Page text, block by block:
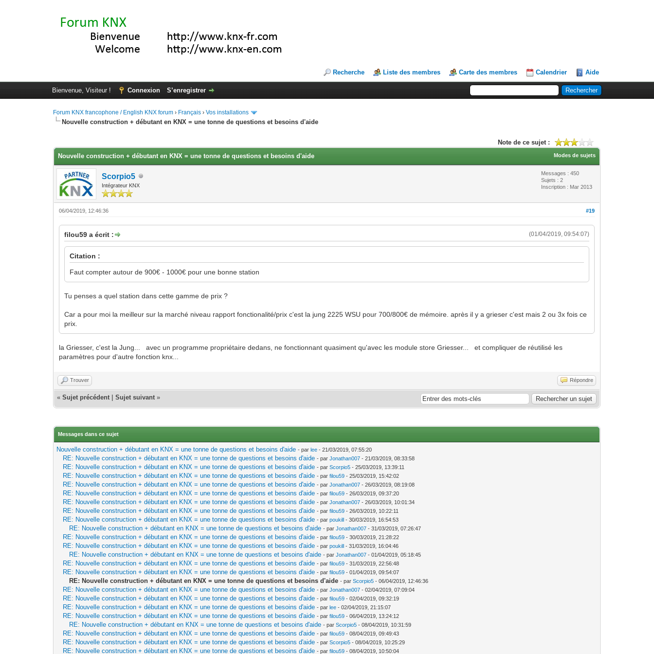
Recherche Liste des membres Carte des membres Calendrier Aide
Bienvenue, Visiteur ! Connexion S’enregistrer
Forum KNX francophone / English KNX forum › Français ›Vos installations
Nouvelle construction + débutant en KNX = une tonne de questions et besoins d'aide
Note de ce sujet :
Modes de sujets
Nouvelle construction + débutant en KNX = une tonne de questions et besoins d'aide
Scorpio5
Intégrateur KNX
Messages : 450
Sujets : 2
Inscription : Mar 2013
#19
06/04/2019, 12:46:36
(01/04/2019, 09:54:07)
filou59 a écrit :
Citation :
Faut compter autour de 900€ - 1000€ pour une bonne station
Tu penses a quel station dans cette gamme de prix ?
Car a pour moi la meilleur sur la marché niveau rapport fonctionalité/prix c'est la jung 2225 WSU pour 700/800€ de mémoire. après il y a grieser c'est mais 2 ou 3x fois ce
prix.
la Griesser, c'est la Jung... avec un programme propriétaire dedans, ne fonctionnant quasiment qu'avec les module store Griesser... et compliquer de réutilisé les
paramètres pour d'autre fonction knx...
Trouver Répondre
«Sujet précédent |Sujet suivant »
Messages dans ce sujet
Nouvelle construction + débutant en KNX = une tonne de questions et besoins d'aide - parlee - 21/03/2019, 07:55:20
RE: Nouvelle construction + débutant en KNX = une tonne de questions et besoins d'aide - parJonathan007 - 21/03/2019, 08:33:58
RE: Nouvelle construction + débutant en KNX = une tonne de questions et besoins d'aide - parScorpio5 - 25/03/2019, 13:39:11
RE: Nouvelle construction + débutant en KNX = une tonne de questions et besoins d'aide - parfilou59 - 25/03/2019, 15:42:02
RE: Nouvelle construction + débutant en KNX = une tonne de questions et besoins d'aide - parJonathan007 - 26/03/2019, 08:19:08
RE: Nouvelle construction + débutant en KNX = une tonne de questions et besoins d'aide - parfilou59 - 26/03/2019, 09:37:20
RE: Nouvelle construction + débutant en KNX = une tonne de questions et besoins d'aide - parJonathan007 - 26/03/2019, 10:01:34
RE: Nouvelle construction + débutant en KNX = une tonne de questions et besoins d'aide - parfilou59 - 26/03/2019, 10:22:11
RE: Nouvelle construction + débutant en KNX = une tonne de questions et besoins d'aide - parpoukill - 30/03/2019, 16:54:53
RE: Nouvelle construction + débutant en KNX = une tonne de questions et besoins d'aide - parJonathan007 - 31/03/2019, 07:26:47
RE: Nouvelle construction + débutant en KNX = une tonne de questions et besoins d'aide - parfilou59 - 30/03/2019, 21:28:22
RE: Nouvelle construction + débutant en KNX = une tonne de questions et besoins d'aide - parpoukill - 31/03/2019, 16:04:46
RE: Nouvelle construction + débutant en KNX = une tonne de questions et besoins d'aide - parJonathan007 - 01/04/2019, 05:18:45
RE: Nouvelle construction + débutant en KNX = une tonne de questions et besoins d'aide - parfilou59 - 31/03/2019, 22:56:48
RE: Nouvelle construction + débutant en KNX = une tonne de questions et besoins d'aide - parfilou59 - 01/04/2019, 09:54:07
RE: Nouvelle construction + débutant en KNX = une tonne de questions et besoins d'aide - parScorpio5 - 06/04/2019, 12:46:36
RE: Nouvelle construction + débutant en KNX = une tonne de questions et besoins d'aide - parJonathan007 - 02/04/2019, 07:09:04
RE: Nouvelle construction + débutant en KNX = une tonne de questions et besoins d'aide - parfilou59 - 02/04/2019, 09:32:19
RE: Nouvelle construction + débutant en KNX = une tonne de questions et besoins d'aide - parlee - 02/04/2019, 21:15:07
RE: Nouvelle construction + débutant en KNX = une tonne de questions et besoins d'aide - parfilou59 - 06/04/2019, 13:24:12
RE: Nouvelle construction + débutant en KNX = une tonne de questions et besoins d'aide - parScorpio5 - 08/04/2019, 10:31:59
RE: Nouvelle construction + débutant en KNX = une tonne de questions et besoins d'aide - parfilou59 - 08/04/2019, 09:49:43
RE: Nouvelle construction + débutant en KNX = une tonne de questions et besoins d'aide - parScorpio5 - 08/04/2019, 10:25:29
RE: Nouvelle construction + débutant en KNX = une tonne de questions et besoins d'aide - parfilou59 - 08/04/2019, 10:50:04